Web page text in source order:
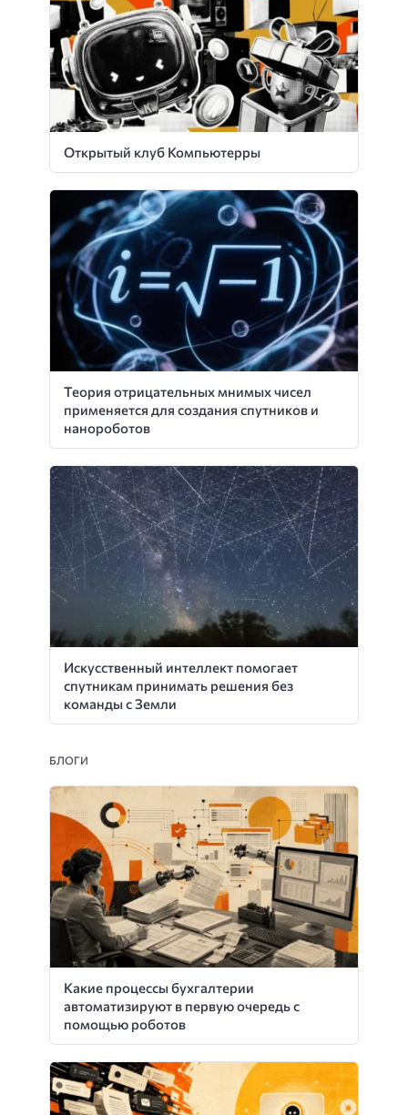
Открытый клуб Компьютерры
Теория отрицательных мнимых чисел
применяется для создания спутников и
нанороботов
Искусственный интеллект помогает
спутникам принимать решения без
команды с Земли
БЛОГИ
Какие процессы бухгалтерии
автоматизируют в первую очередь с
помощью роботов